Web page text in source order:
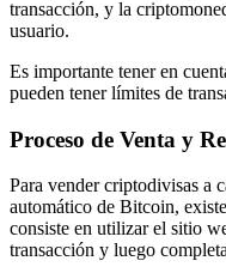
transacción, y la
usuario.
Es importante tener en
pueden tener límites de
Proceso de Venta y
Para vender criptodivisas a
automático de Bitcoin,
consiste en utilizar el sitio
transacción y luego